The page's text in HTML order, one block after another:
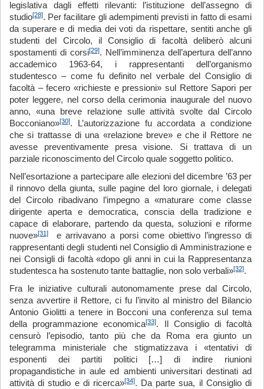
legislativa dagli effetti rilevanti: l’istituzione dell’assegno di
studio[28]. Per facilitare gli adempimenti previsti in fatto di esami
da superare e di media dei voti da rispettare, sentiti anche gli
studenti del Circolo, il Consiglio di facoltà deliberò alcuni
spostamenti di corsi[29]. Nell’imminenza dell’apertura dell’anno
accademico 1963-64, i rappresentanti dell’organismo
studentesco – come fu definito nel verbale del Consiglio di
facoltà – fecero «richieste e pressioni» sul Rettore Sapori per
poter leggere, nel corso della cerimonia inaugurale del nuovo
anno, «una breve relazione sulle attività svolte dal Circolo
Bocconiano»[30]. L’autorizzazione fu accordata a condizione
che si trattasse di una «relazione breve» e che il Rettore ne
avesse preventivamente presa visione. Si trattava di un
parziale riconoscimento del Circolo quale soggetto politico.
Nell’esortazione a partecipare alle elezioni del dicembre ’63 per
il rinnovo della giunta, sulle pagine del loro giornale, i delegati
del Circolo ribadivano l’impegno a «maturare come classe
dirigente aperta e democratica, conscia della tradizione e
capace di elaborare, partendo da questa, soluzioni e riforme
nuove»[31]
e arrivavano a porsi come obiettivo l’ingresso di
rappresentanti degli studenti nel Consiglio di Amministrazione e
nei Consigli di facoltà «dopo gli anni in cui la Rappresentanza
studentesca ha sostenuto tante battaglie, non solo verbali»[32].
Fra le iniziative culturali autonomamente prese dal Circolo,
senza avvertire il Rettore, ci fu l’invito al ministro del Bilancio
Antonio Giolitti a tenere in Bocconi una conferenza sul tema
della programmazione economica[33]. Il Consiglio di facoltà
censurò l’episodio, tanto più che da Roma era giunto un
telegramma ministeriale che stigmatizzava i «tentativi di
esponenti dei partiti politici […] di indire riunioni
propagandistiche in aule ed ambienti universitari destinati ad
attività di studio e di ricerca»[34]. Da parte sua, il Consiglio di